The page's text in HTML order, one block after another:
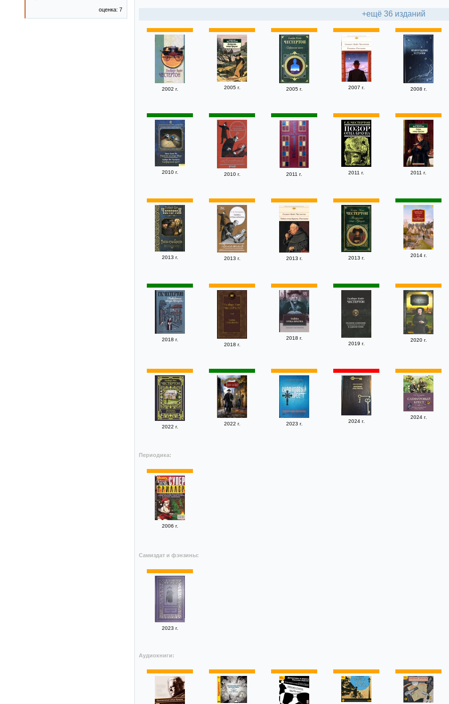
+ещё 36 изданий
2002 г. 2005 г. 2005 г. 2007 г. 2008 г.
2010 г. 2010 г. 2011 г. 2011 г. 2011 г.
2013 г. 2013 г. 2013 г. 2013 г. 2014 г.
2018 г.
2018 г.
2018 г.
2019 г.
2020 г.
2022 г.
2022 г. 2023 г. 2024 г.
2024 г.
Периодика:
2006 г.
Самиздат и фэнзины:
2023 г.
Аудиокниги:
оценка: 7